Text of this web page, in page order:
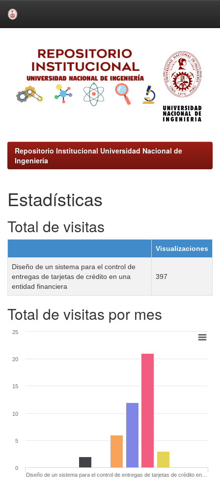
Repositorio Institucional Universidad Nacional de
Ingeniería
Estadísticas
Total de visitas
Visualizaciones
Diseño de un sistema para el control de
entregas de tarjetas de crédito en una
entidad financiera
397
Total de visitas por mes
Diseño de un sistema para el control de entregas de tarjetas de crédito en…
0
5
10
15
20
25